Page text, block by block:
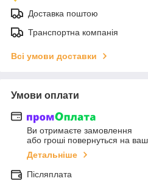
Доставка поштою
Транспортна компанія
Всі умови доставки
Умови оплати
Ви отримаєте замовлення
або гроші повернуться на
Детальніше
Післяплата